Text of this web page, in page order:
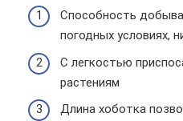
Способность
погодных условиях,
С легкостью
растениям
Длина хоботка